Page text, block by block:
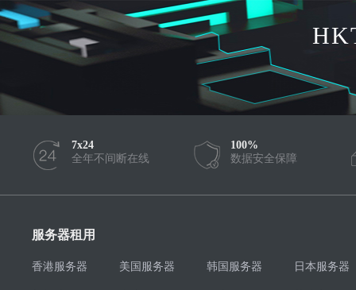
7x24
全年不间断在线
100%
数据安全保障
服务器租用
香港服务器 美国服务器 韩国服务器 日本服务器